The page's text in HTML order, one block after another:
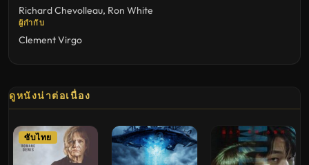
Richard Chevolleau, Ron White
ผู้กำกับ
Clement Virgo
ดูหนังน่าต่อเนื่อง
ซับไทย